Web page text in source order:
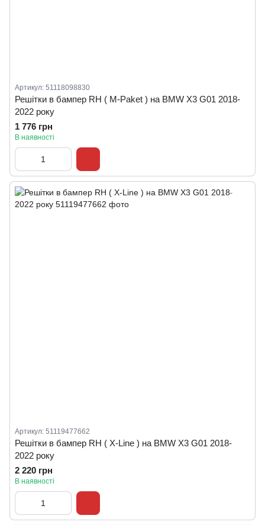
Артикул: 51118098830
Решітки в бампер RH ( M-Paket ) на BMW X3 G01 2018-
2022 року
1 776 грн
В наявності
Артикул: 51119477662
Решітки в бампер RH ( X-Line ) на BMW X3 G01 2018-
2022 року
2 220 грн
В наявності